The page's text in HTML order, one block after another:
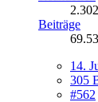
2.302
Beiträge
14.
305
#562